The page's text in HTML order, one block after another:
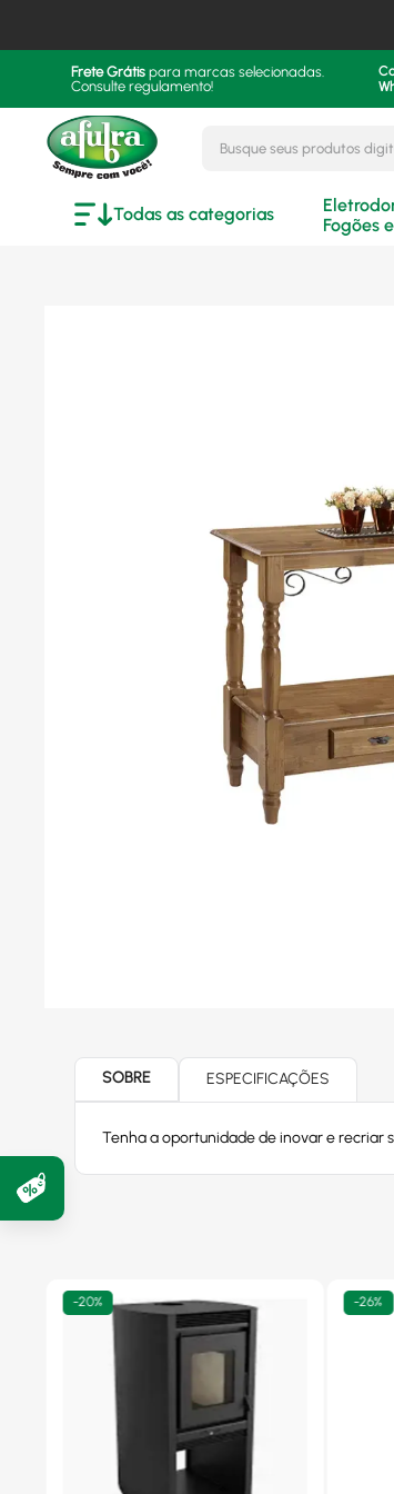
Frete Grátis para marcas selecionadas.
Consulte regulamento!
Todas as categorias
Fogões
SOBRE ESPECIFICAÇÕES
Tenha a oportunidade de inovar e recriar
-20% -26%